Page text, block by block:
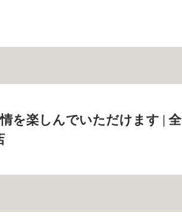
を楽しんでいただけます | 全